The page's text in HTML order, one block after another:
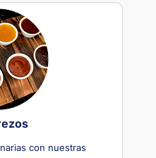
con nuestras